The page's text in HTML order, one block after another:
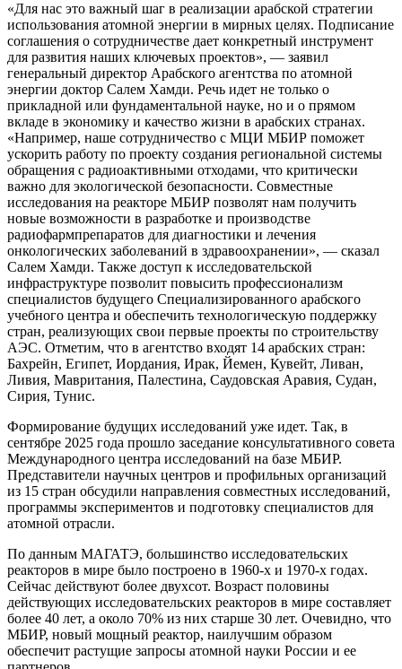
«Для нас это важный шаг в реализации арабской стратегии
использования атомной энергии в мирных целях. Подписание
соглашения о сотрудничестве дает конкретный инструмент
для развития наших ключевых проектов», — заявил
генеральный директор Арабского агентства по атомной
энергии доктор Салем Хамди. Речь идет не только о
прикладной или фундаментальной науке, но и о прямом
вкладе в экономику и качество жизни в арабских странах.
«Например, наше сотрудничество с МЦИ МБИР поможет
ускорить работу по проекту создания региональной системы
обращения с радиоактивными отходами, что критически
важно для экологической безопасности. Совместные
исследования на реакторе МБИР позволят нам получить
новые возможности в разработке и производстве
радиофармпрепаратов для диагностики и лечения
онкологических заболеваний в здравоохранении», — сказал
Салем Хамди. Также доступ к исследовательской
инфраструктуре позволит повысить профессионализм
специалистов будущего Специализированного арабского
учебного центра и обеспечить технологическую поддержку
стран, реализующих свои первые проекты по строительству
АЭС. Отметим, что в агентство входят 14 арабских стран:
Бахрейн, Египет, Иордания, Ирак, Йемен, Кувейт, Ливан,
Ливия, Мавритания, Палестина, Саудовская Аравия, Судан,
Сирия, Тунис.
Формирование будущих исследований уже идет. Так, в
сентябре 2025 года прошло заседание консультативного совета
Международного центра исследований на базе МБИР.
Представители научных центров и профильных организаций
из 15 стран обсудили направления совместных исследований,
программы экспериментов и подготовку специалистов для
атомной отрасли.
По данным МАГАТЭ, большинство исследовательских
реакторов в мире было построено в 1960-х и 1970-х годах.
Сейчас действуют более двухсот. Возраст половины
действующих исследовательских реакторов в мире составляет
более 40 лет, а около 70% из них старше 30 лет. Очевидно, что
МБИР, новый мощный реактор, наилучшим образом
обеспечит растущие запросы атомной науки России и ее